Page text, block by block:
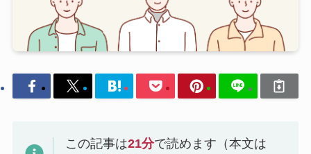
この記事は21分で読めます（本文は